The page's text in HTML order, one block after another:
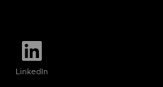
LinkedIn